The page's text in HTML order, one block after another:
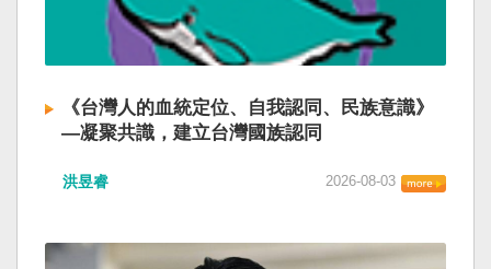
《台灣人的血統定位、自我認同、民族意識》
—凝聚共識，建立台灣國族認同
洪昱睿 2026-08-03